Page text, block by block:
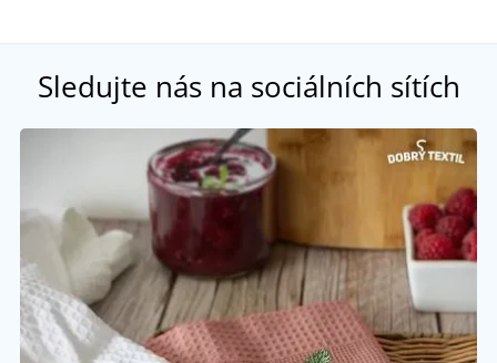
Sledujte nás na sociálních sítích